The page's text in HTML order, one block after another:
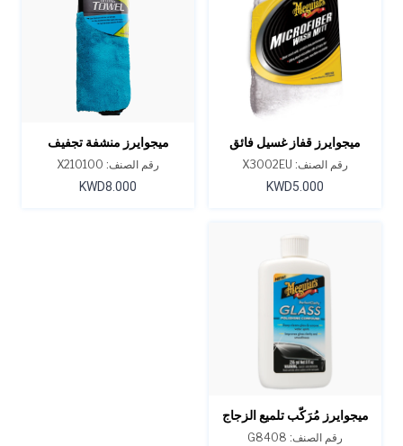
ميجوايرز قفاز غسيل فائق
النعومة من الألياف الدقيقة
رقم الصنف: X3002EU
KWD5.000
ميجوايرز منشفة تجفيف
سوبريم شاين
رقم الصنف: X210100
KWD8.000
ميجوايرز مُرَكّب تلميع الزجاج
بيرفكت كلاريتي 8 أونصة
رقم الصنف: G8408